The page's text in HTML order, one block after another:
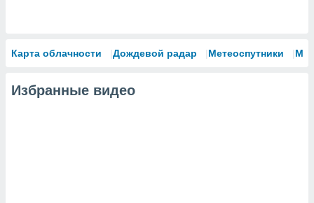
Карта облачности Дождевой радар Метеоспутники
Избранные видео